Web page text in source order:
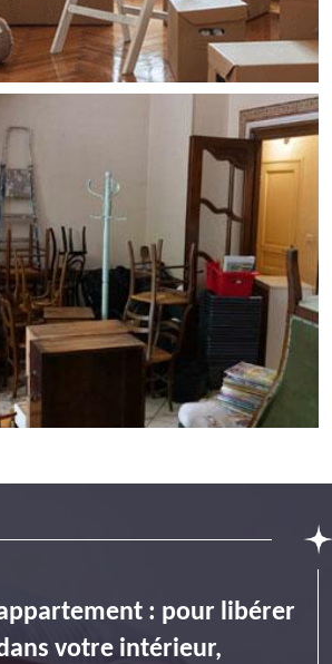
: pour libérer
votre intérieur,